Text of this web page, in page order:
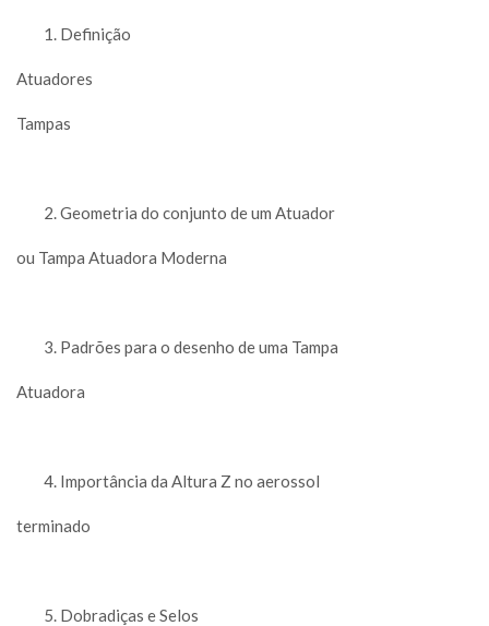
Definição
Atuadores
Tampas
Geometria do conjunto de um Atuador
ou Tampa Atuadora Moderna
Padrões para o desenho de uma Tampa
Atuadora
Importância da Altura Z no aerossol
terminado
Dobradiças e Selos